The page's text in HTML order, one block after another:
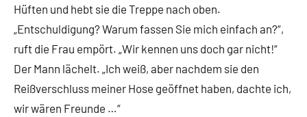
Hüften und hebt sie die Treppe nach oben.
„Entschuldigung? Warum fassen Sie mich einfach an?“,
ruft die Frau empört. „Wir kennen uns doch gar nicht!“
Der Mann lächelt. „Ich weiß, aber nachdem sie den
Reißverschluss meiner Hose geöffnet haben, dachte ich,
wir wären Freunde …“